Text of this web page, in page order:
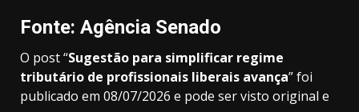
Fonte: Agência Senado
O post “Sugestão para simplificar regime
tributário de profissionais liberais avança” foi
publicado em 08/07/2026 e pode ser visto original e